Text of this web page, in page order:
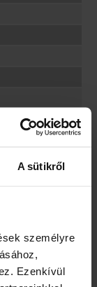
A sütikről
személyre
Ezenkívül